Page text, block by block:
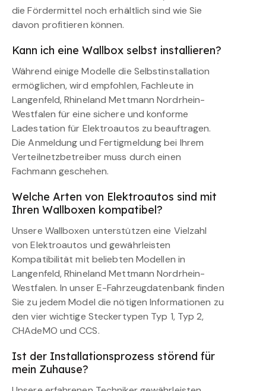
die Fördermittel noch erhältlich sind wie Sie
davon profitieren können.
Kann ich eine Wallbox selbst installieren?
Während einige Modelle die Selbstinstallation
ermöglichen, wird empfohlen, Fachleute in
Langenfeld, Rhineland Mettmann Nordrhein-
Westfalen für eine sichere und konforme
Ladestation für Elektroautos zu beauftragen.
Die Anmeldung und Fertigmeldung bei Ihrem
Verteilnetzbetreiber muss durch einen
Fachmann geschehen.
Welche Arten von Elektroautos sind mit
Ihren Wallboxen kompatibel?
Unsere Wallboxen unterstützen eine Vielzahl
von Elektroautos und gewährleisten
Kompatibilität mit beliebten Modellen in
Langenfeld, Rhineland Mettmann Nordrhein-
Westfalen. In unser E-Fahrzeugdatenbank finden
Sie zu jedem Model die nötigen Informationen zu
den vier wichtige Steckertypen Typ 1, Typ 2,
CHAdeMO und CCS.
Ist der Installationsprozess störend für
mein Zuhause?